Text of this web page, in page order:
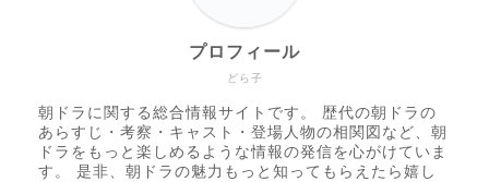
どら子
プロフィール
朝ドラに関する総合情報サイトです。 歴代の朝ドラの
あらすじ・考察・キャスト・登場人物の相関図など、朝
ドラをもっと楽しめるような情報の発信を心がけていま
す。 是非、朝ドラの魅力もっと知ってもらえたら嬉し